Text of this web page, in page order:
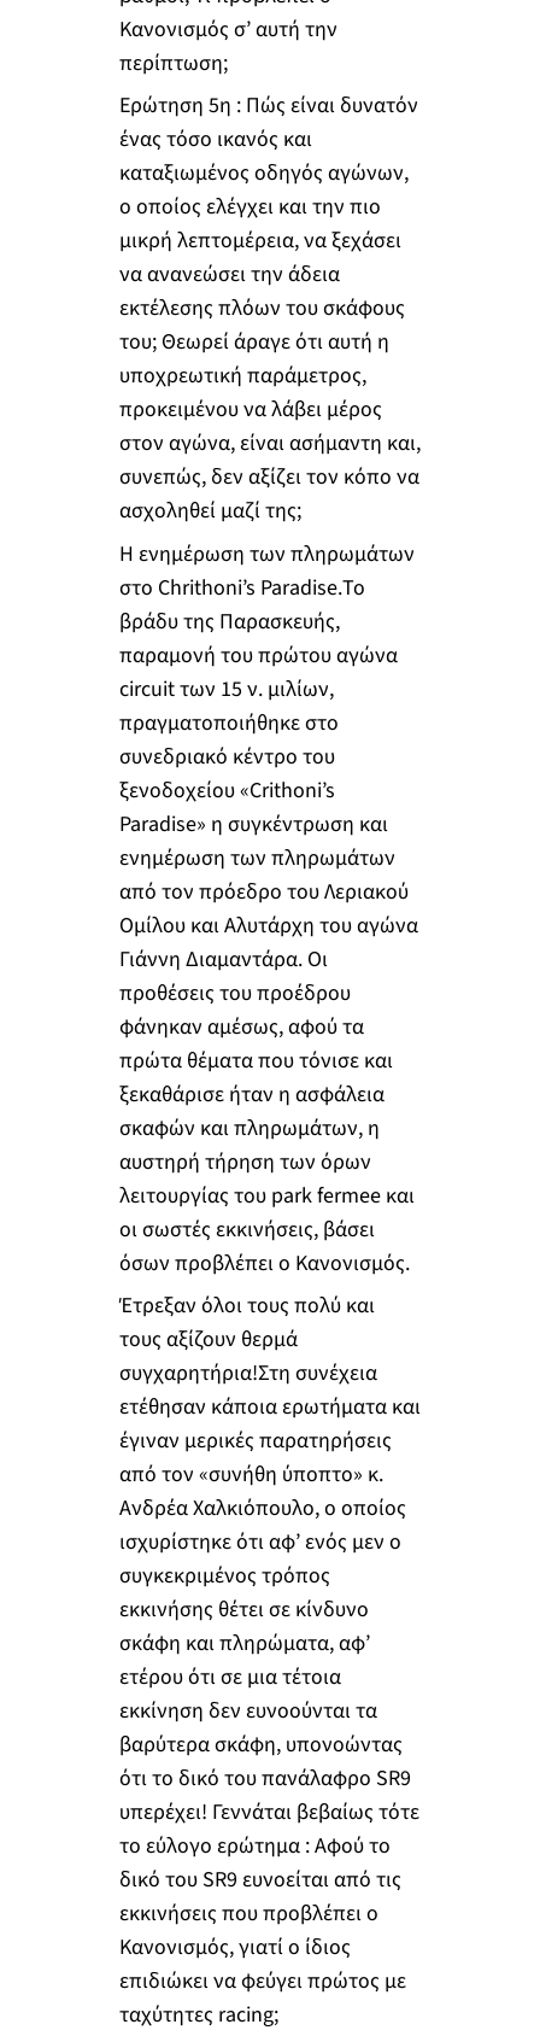
Κανονισμός σ’ αυτή την
περίπτωση;
Ερώτηση 5η : Πώς είναι δυνατόν
ένας τόσο ικανός και
καταξιωμένος οδηγός αγώνων,
ο οποίος ελέγχει και την πιο
μικρή λεπτομέρεια, να ξεχάσει
να ανανεώσει την άδεια
εκτέλεσης πλόων του σκάφους
του; Θεωρεί άραγε ότι αυτή η
υποχρεωτική παράμετρος,
προκειμένου να λάβει μέρος
στον αγώνα, είναι ασήμαντη και,
συνεπώς, δεν αξίζει τον κόπο να
ασχοληθεί μαζί της;
Η ενημέρωση των πληρωμάτων
στο Chrithoni’s Paradise.Το
βράδυ της Παρασκευής,
παραμονή του πρώτου αγώνα
circuit των 15 ν. μιλίων,
πραγματοποιήθηκε στο
συνεδριακό κέντρο του
ξενοδοχείου «Crithoni’s
Paradise» η συγκέντρωση και
ενημέρωση των πληρωμάτων
από τον πρόεδρο του Λεριακού
Ομίλου και Αλυτάρχη του αγώνα
Γιάννη Διαμαντάρα. Οι
προθέσεις του προέδρου
φάνηκαν αμέσως, αφού τα
πρώτα θέματα που τόνισε και
ξεκαθάρισε ήταν η ασφάλεια
σκαφών και πληρωμάτων, η
αυστηρή τήρηση των όρων
λειτουργίας του park fermee και
οι σωστές εκκινήσεις, βάσει
όσων προβλέπει ο Κανονισμός.
Έτρεξαν όλοι τους πολύ και
τους αξίζουν θερμά
συγχαρητήρια!Στη συνέχεια
ετέθησαν κάποια ερωτήματα και
έγιναν μερικές παρατηρήσεις
από τον «συνήθη ύποπτο» κ.
Ανδρέα Χαλκιόπουλο, ο οποίος
ισχυρίστηκε ότι αφ’ ενός μεν ο
συγκεκριμένος τρόπος
εκκινήσης θέτει σε κίνδυνο
σκάφη και πληρώματα, αφ’
ετέρου ότι σε μια τέτοια
εκκίνηση δεν ευνοούνται τα
βαρύτερα σκάφη, υπονοώντας
ότι το δικό του πανάλαφρο SR9
υπερέχει! Γεννάται βεβαίως τότε
το εύλογο ερώτημα : Αφού το
δικό του SR9 ευνοείται από τις
εκκινήσεις που προβλέπει ο
Κανονισμός, γιατί ο ίδιος
επιδιώκει να φεύγει πρώτος με
ταχύτητες racing;